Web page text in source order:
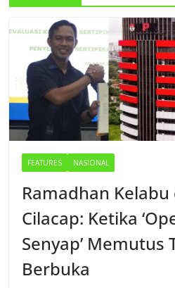
FEATURES NASIONAL
Ramadhan Kelabu
Cilacap: Ketika
Senyap’ Memutus
Berbuka